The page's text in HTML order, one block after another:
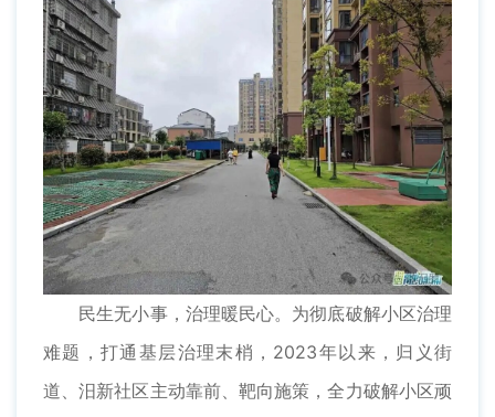
民生无小事，治理暖民心。为彻底破解小区治理
难题，打通基层治理末梢，2023年以来，归义街
道、汨新社区主动靠前、靶向施策，全力破解小区顽